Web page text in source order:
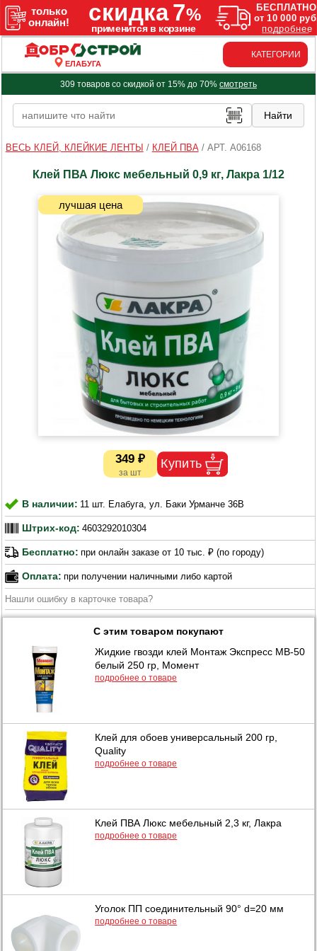
ЕЛАБУГА
КАТЕГОРИИ
309 товаров со скидкой от 15% до 70% смотреть
ВЕСЬ КЛЕЙ, КЛЕЙКИЕ ЛЕНТЫ / КЛЕЙ ПВА/ АРТ. A06168
Клей ПВА Люкс мебельный 0,9 кг, Лакра 1/12
349 ₽
В наличии: 11 шт. Елабуга, ул. Баки Урманче 36В
Штрих-код: 4603292010304
Бесплатно: при онлайн заказе от 10 тыс. ₽ (по городу)
Оплата: при получении наличными либо картой
Нашли ошибку в карточке товара?
С этим товаром покупают
Жидкие гвозди клей Монтаж Экспресс МВ-50
белый 250 гр, Момент
подробнее о товаре
Клей для обоев универсальный 200 гр,
Quality
подробнее о товаре
Клей ПВА Люкс мебельный 2,3 кг, Лакра
подробнее о товаре
Уголок ПП соединительный 90° d=20 мм
подробнее о товаре